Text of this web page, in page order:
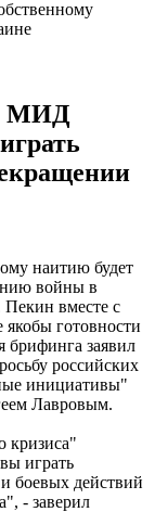
МИД
наитию будет
войны в
вместе с
якобы готовности
заявил
российских
инициативы"
Лавровым.
кризиса"
играть
боевых действий
- заверил